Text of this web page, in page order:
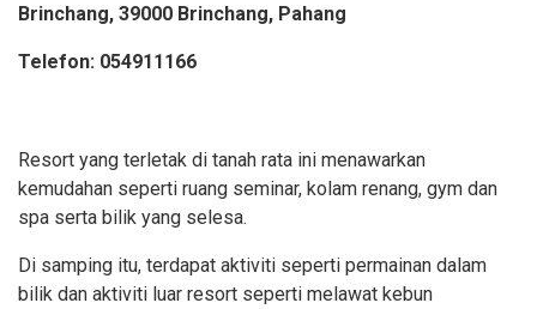
Brinchang, 39000 Brinchang, Pahang
Telefon: 054911166
Resort yang terletak di tanah rata ini menawarkan
kemudahan seperti ruang seminar, kolam renang, gym dan
spa serta bilik yang selesa.
Di samping itu, terdapat aktiviti seperti permainan dalam
bilik dan aktiviti luar resort seperti melawat kebun